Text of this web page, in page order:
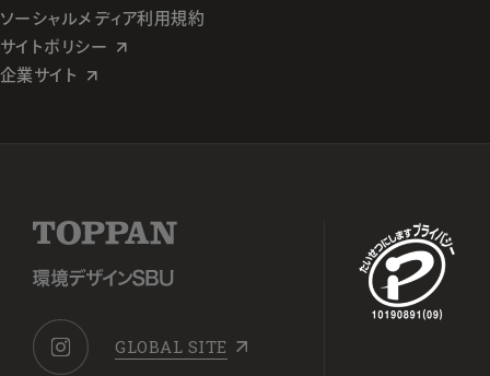
ソーシャルメディア利用規約
サイトポリシー
企業サイト
GLOBAL SITE